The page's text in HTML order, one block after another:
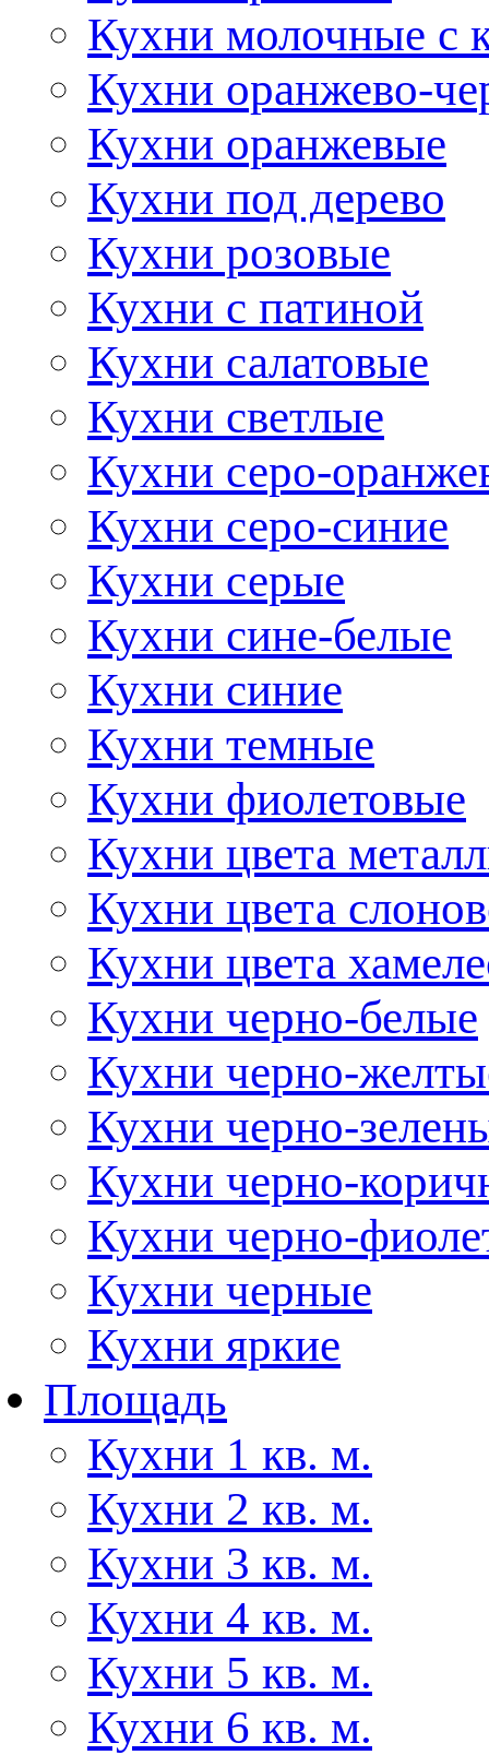
Кухни молочные с
Кухни оранжево-
Кухни оранжевые
Кухни под дерево
Кухни розовые
Кухни с патиной
Кухни салатовые
Кухни светлые
Кухни серо-
Кухни серо-синие
Кухни серые
Кухни сине-белые
Кухни синие
Кухни темные
Кухни фиолетовые
Кухни цвета
Кухни цвета
Кухни цвета
Кухни черно-белые
Кухни черно-
Кухни черно-
Кухни черно-
Кухни черно-
Кухни черные
Кухни яркие
Площадь
Кухни 1 кв. м.
Кухни 2 кв. м.
Кухни 3 кв. м.
Кухни 4 кв. м.
Кухни 5 кв. м.
Кухни 6 кв. м.